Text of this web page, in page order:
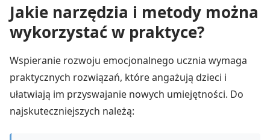
Jakie narzędzia i metody można
wykorzystać w praktyce?
Wspieranie rozwoju emocjonalnego ucznia wymaga
praktycznych rozwiązań, które angażują dzieci i
ułatwiają im przyswajanie nowych umiejętności. Do
najskuteczniejszych należą: